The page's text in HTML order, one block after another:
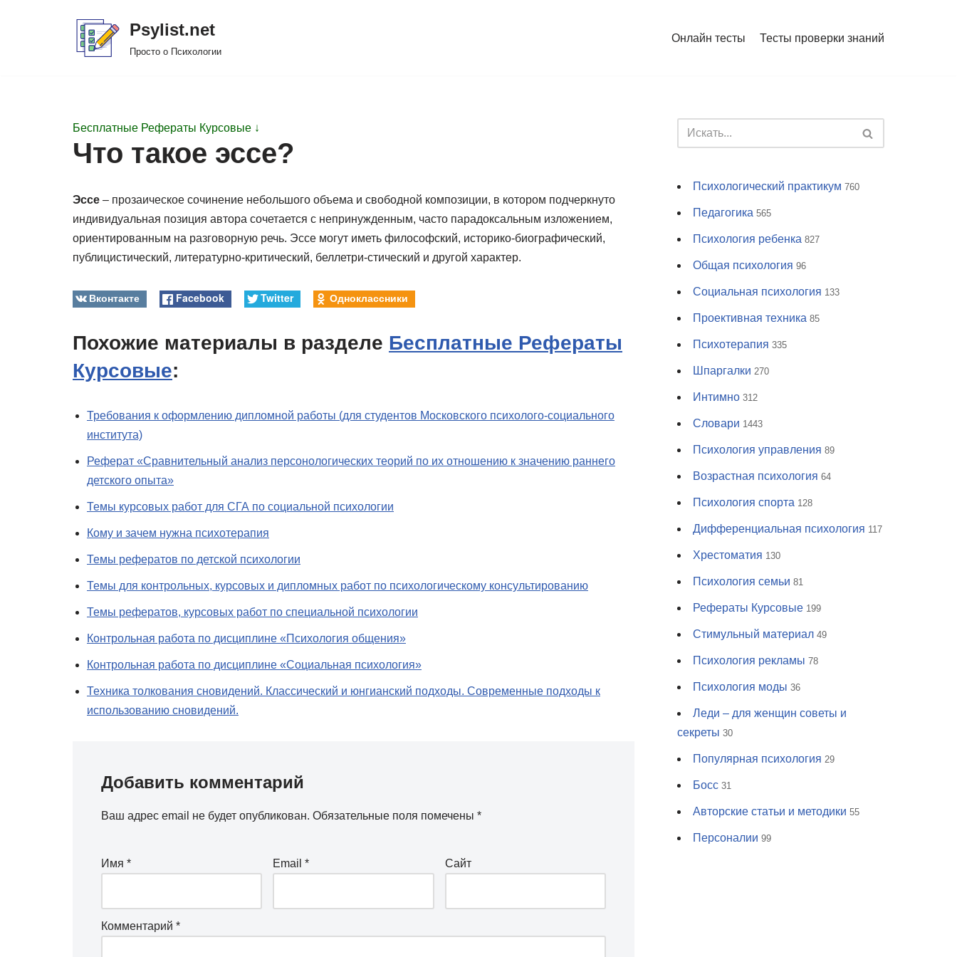
Psylist.net
Просто о Психологии
Онлайн тесты Тесты проверки знаний
Бесплатные Рефераты Курсовые ↓
Что такое эссе?
Эссе – прозаическое сочинение небольшого объема и свободной композиции, в котором подчеркнуто
индивидуальная позиция автора сочетается с непринужденным, часто парадоксальным изложением,
ориентированным на разговорную речь. Эссе могут иметь философский, историко-биографический,
публицистический, литературно-критический, беллетри-стический и другой характер.
Вконтакте Facebook Twitter Одноклассники
Похожие материалы в разделе Бесплатные Рефераты
Курсовые:
Требования к оформлению дипломной работы (для студентов Московского психолого-социального
института)
Реферат «Сравнительный анализ персонологических теорий по их отношению к значению раннего
детского опыта»
Темы курсовых работ для СГА по социальной психологии
Кому и зачем нужна психотерапия
Темы рефератов по детской психологии
Темы для контрольных, курсовых и дипломных работ по психологическому консультированию
Темы рефератов, курсовых работ по специальной психологии
Контрольная работа по дисциплине «Психология общения»
Контрольная работа по дисциплине «Социальная психология»
Техника толкования сновидений. Классический и юнгианский подходы. Современные подходы к
использованию сновидений.
Добавить комментарий
Ваш адрес email не будет опубликован. Обязательные поля помечены *
Имя * Email* Сайт
Комментарий *
Психологический практикум 760
Педагогика 565
Психология ребенка 827
Общая психология 96
Социальная психология 133
Проективная техника 85
Психотерапия 335
Шпаргалки 270
Интимно 312
Словари 1443
Психология управления 89
Возрастная психология 64
Психология спорта 128
Дифференциальная психология 117
Хрестоматия 130
Психология семьи 81
Рефераты Курсовые 199
Стимульный материал 49
Психология рекламы 78
Психология моды 36
Леди – для женщин советы и
секреты 30
Популярная психология 29
Босс 31
Авторские статьи и методики 55
Персоналии 99